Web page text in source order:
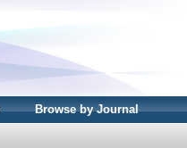
Browse by Journal